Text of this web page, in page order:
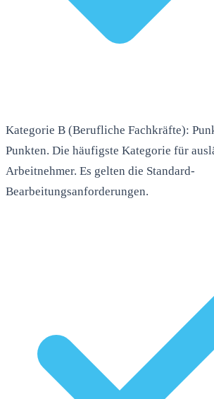
Kategorie B (Berufliche Fachkräfte):
Punkten. Die häufigste Kategorie für
Arbeitnehmer. Es gelten die Standard-
Bearbeitungsanforderungen.